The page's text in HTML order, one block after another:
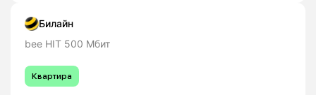
Билайн
bee HIT 500 Мбит
Квартира